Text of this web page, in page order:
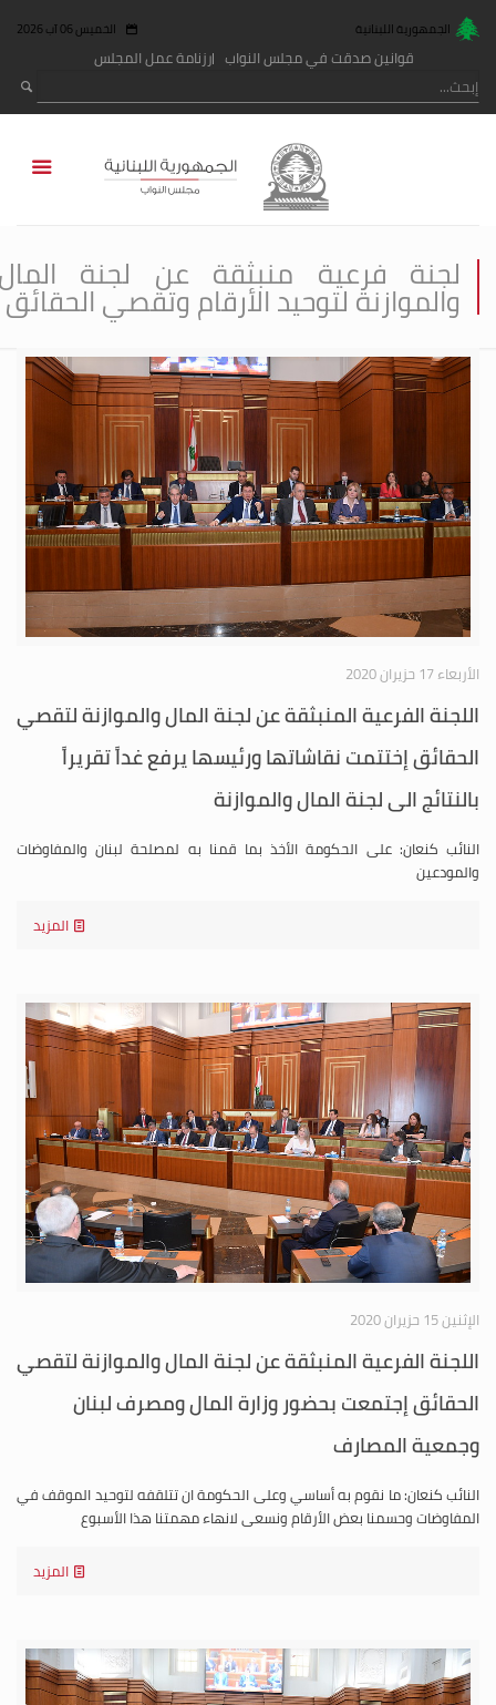
الجمهورية اللبنانية الخميس 06 آب 2026
قوانين صدقت في مجلس النواب رزنامة عمل المجلس
لجنة فرعية منبثقة عن لجنة
والموازنة لتوحيد الأرقام وتقصي الحقائق
الأربعاء 17 حزيران 2020
اللجنة الفرعية المنبثقة عن لجنة المال والموازنة لتقصي
الحقائق إختتمت نقاشاتها ورئيسها يرفع غداً تقريراً
بالنتائج الى لجنة المال والموازنة
النائب كنعان: على الحكومة الأخذ بما قمنا به لمصلحة لبنان والمفاوضات
والمودعين
المزيد
الإثنين 15 حزيران 2020
اللجنة الفرعية المنبثقة عن لجنة المال والموازنة لتقصي
الحقائق إجتمعت بحضور وزارة المال ومصرف لبنان
وجمعية المصارف
النائب كنعان: ما نقوم به أساسي وعلى الحكومة ان تتلقفه لتوحيد الموقف في
المفاوضات وحسمنا بعض الأرقام ونسعى لانهاء مهمتنا هذا الأسبوع
المزيد